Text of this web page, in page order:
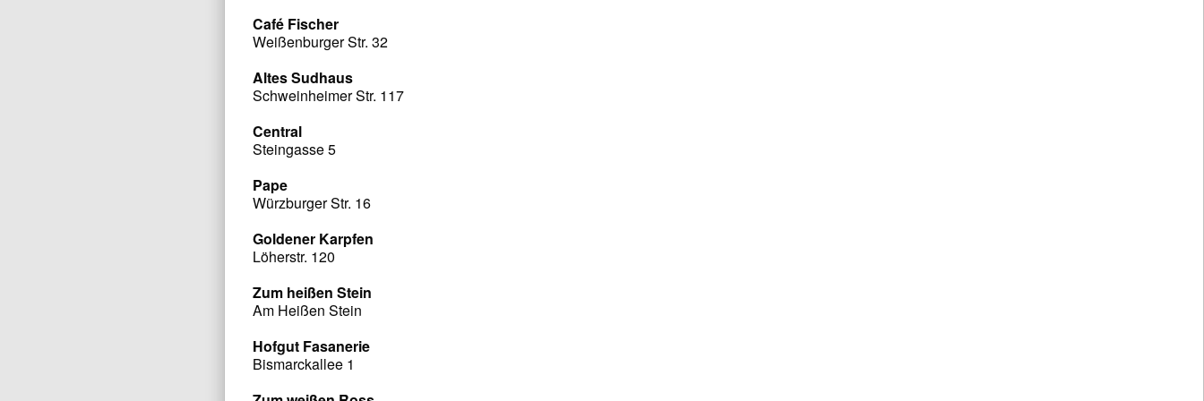
Café Fischer
Weißenburger Str. 32
Altes Sudhaus
Schweinheimer Str. 117
Central
Steingasse 5
Pape
Würzburger Str. 16
Goldener Karpfen
Löherstr. 120
Zum heißen Stein
Am Heißen Stein
Hofgut Fasanerie
Bismarckallee 1